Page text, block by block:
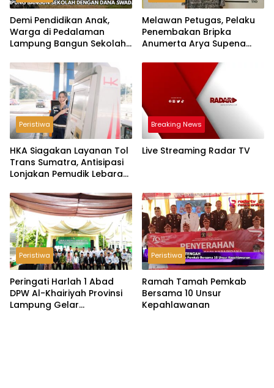
Demi Pendidikan Anak,
Warga di Pedalaman
Lampung Bangun Sekolah
Melawan Petugas, Pelaku
Penembakan Bripka
Anumerta Arya Supena
Hantu
Peristiwa
HKA Siagakan Layanan Tol
Trans Sumatra, Antisipasi
Lonjakan Pemudik Lebaran
Breaking News
Live Streaming Radar TV
Peristiwa
Peringati Harlah 1 Abad
DPW Al-Khairiyah Provinsi
Lampung Gelar
Peristiwa
Ramah Tamah Pemkab
Bersama 10 Unsur
Kepahlawanan